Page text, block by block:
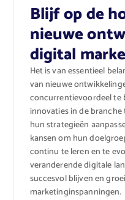
Blijf op de
nieuwe
digital
Het is van essentieel
van nieuwe
concurrentievoordeel te
innovaties in de
hun strategieën
kansen om hun
continu te leren en te
veranderende digitale
succesvol blijven en
marketinginspanningen.